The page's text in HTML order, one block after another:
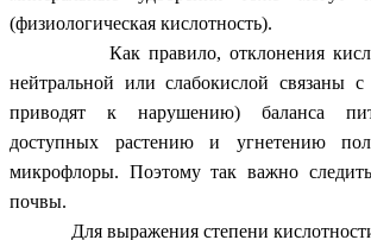
(физиологическая кислотность).
Как правило, отклонения
нейтральной или слабокислой связаны
приводят к нарушению) баланса
доступных растению и угнетению
микрофлоры. Поэтому так важно
почвы.
Для выражения степени